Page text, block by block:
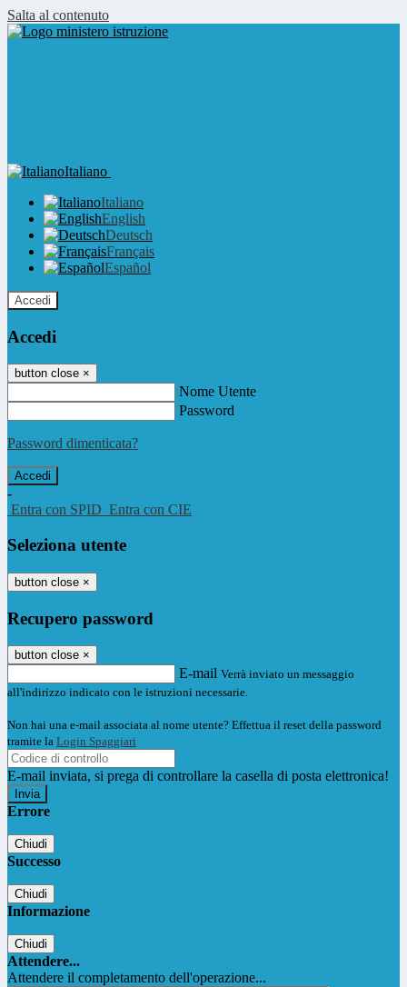
Salta al contenuto
Italiano
Italiano
English
Deutsch
Français
Español
Accedi
Accedi
button close ×
Nome Utente
Password
Password dimenticata?
-
Entra con SPID Entra con CIE
Seleziona utente
button close ×
Recupero password
button close ×
E-mail Verrà inviato un messaggio
all'indirizzo indicato con le istruzioni necessarie.
Non hai una e-mail associata al nome utente? Effettua il reset della password
tramite la Login Spaggiari
E-mail inviata, si prega di controllare la casella di posta elettronica!
Errore
Chiudi
Successo
Chiudi
Informazione
Chiudi
Attendere...
Attendere il completamento dell'operazione...